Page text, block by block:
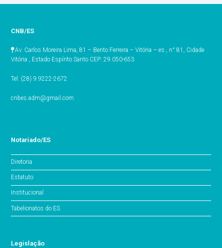
CNB/ES
Av. Carlos Moreira Lima, 81 – Bento Ferreira – Vitória – es , n° 81, Cidade
Vitória , Estado Espírito Santo CEP: 29.050-653
Tel: (28) 9.9222-2672
cnbes.adm@gmail.com
Notariado/ES
Diretoria
Estatuto
Institucional
Tabelionatos do ES
Legislação